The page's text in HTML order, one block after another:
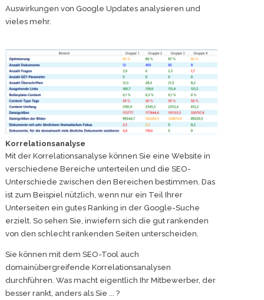
Auswirkungen von Google Updates analysieren und
vieles mehr.
Korrelationsanalyse
Mit der Korrelationsanalyse können Sie eine Website in
verschiedene Bereiche unterteilen und die SEO-
Unterschiede zwischen den Bereichen bestimmen. Das
ist zum Beispiel nützlich, wenn nur ein Teil Ihrer
Unterseiten ein gutes Ranking in der Google-Suche
erzielt. So sehen Sie, inwiefern sich die gut rankenden
von den schlecht rankenden Seiten unterscheiden.
Sie können mit dem SEO-Tool auch
domainübergreifende Korrelationsanalysen
durchführen. Was macht eigentlich Ihr Mitbewerber, der
besser rankt, anders als Sie ... ?